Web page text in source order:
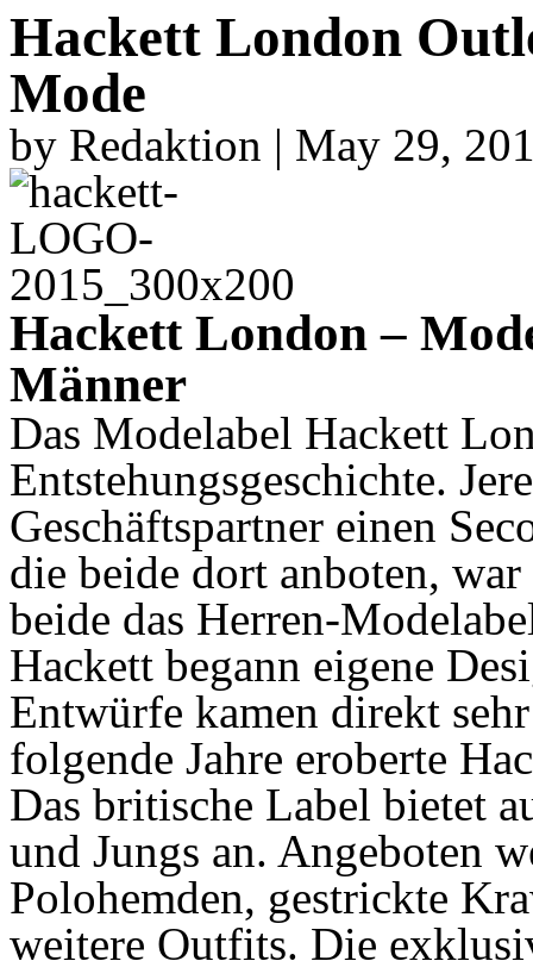
Hackett London
Mode
by Redaktion | May 29,
Hackett London –
Männer
Das Modelabel Hackett
Entstehungsgeschichte.
Geschäftspartner einen
die beide dort anboten,
beide das Herren-
Hackett begann eigene
Entwürfe kamen direkt
folgende Jahre eroberte
Das britische Label bietet
und Jungs an. Angeboten
Polohemden, gestrickte
weitere Outfits. Die